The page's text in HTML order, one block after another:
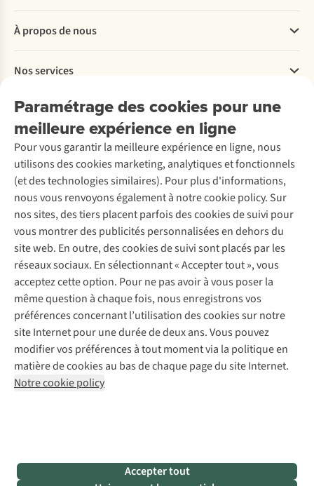
Paramétrage des cookies pour une
meilleure expérience en ligne
Pour vous garantir la meilleure expérience en ligne, nous
utilisons des cookies marketing, analytiques et fonctionnels
(et des technologies similaires). Pour plus d'informations,
nous vous renvoyons également à notre cookie policy. Sur
nos sites, des tiers placent parfois des cookies de suivi pour
vous montrer des publicités personnalisées en dehors du
site web. En outre, des cookies de suivi sont placés par les
réseaux sociaux. En sélectionnant « Accepter tout », vous
acceptez cette option. Pour ne pas avoir à vous poser la
même question à chaque fois, nous enregistrons vos
préférences concernant l’utilisation des cookies sur notre
site Internet pour une durée de deux ans. Vous pouvez
modifier vos préférences à tout moment via la politique en
matière de cookies au bas de chaque page du site Internet.
Notre cookie policy
Accepter tout
Commander
Payer
Livraison
Rétractation d'une commande
Entretien & réparations
Garantie
Contactez-nous
À propos de nous
Explore More
À propos d’Ayacucho
Nos magasins
À propos d’A.S.Adventure
Déclaration d'accessibilité
Nos services
Location / Location sports d’hiver
Entretien de ski
Service de lavage
Entretien de chaussures
Réparation de chaussures
Réparation de vêtements
Retouches
Pour les entreprises
Découvrez
A.S.Magazine
Explore Camp
Gear Check
Expertise & conseils
Abonnez-vous à la newsletter
Suivez-nous
Mentions légales
Politique de confidentialité
Conditions générales
Cookie Policy
AS Adventure Luxemburg SA,